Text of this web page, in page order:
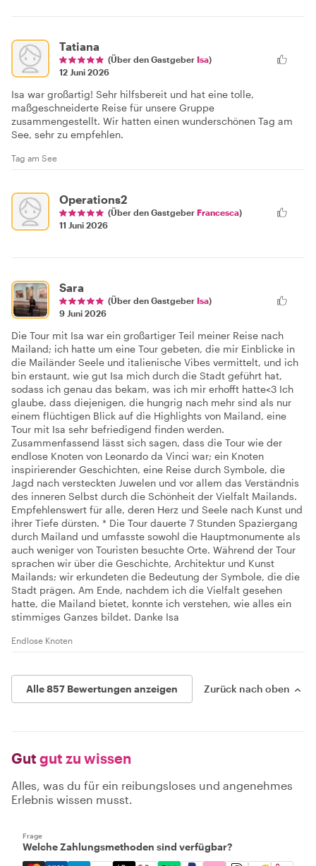
Tatiana
(Über den Gastgeber Isa)
12 Juni 2026
Isa war großartig! Sehr hilfsbereit und hat eine tolle,
maßgeschneiderte Reise für unsere Gruppe
zusammengestellt. Wir hatten einen wunderschönen Tag am
See, sehr zu empfehlen.
Tag am See
Operations2
(Über den Gastgeber Francesca)
11 Juni 2026
Sara
(Über den Gastgeber Isa)
9 Juni 2026
Die Tour mit Isa war ein großartiger Teil meiner Reise nach
Mailand; ich hatte um eine Tour gebeten, die mir Einblicke in
die Mailänder Seele und italienische Vibes vermittelt, und ich
bin erstaunt, wie gut Isa mich durch die Stadt geführt hat,
sodass ich genau das bekam, was ich mir erhofft hatte<3 Ich
glaube, dass diejenigen, die hungrig nach mehr sind als nur
einem flüchtigen Blick auf die Highlights von Mailand, eine
Tour mit Isa sehr befriedigend finden werden.
Zusammenfassend lässt sich sagen, dass die Tour wie der
endlose Knoten von Leonardo da Vinci war; ein Knoten
inspirierender Geschichten, eine Reise durch Symbole, die
Jagd nach versteckten Juwelen und vor allem das Verständnis
des inneren Selbst durch die Schönheit der Vielfalt Mailands.
Empfehlenswert für alle, deren Herz und Seele nach Kunst und
ihrer Tiefe dürsten. * Die Tour dauerte 7 Stunden Spaziergang
durch Mailand und umfasste sowohl die Hauptmonumente als
auch weniger von Touristen besuchte Orte. Während der Tour
sprachen wir über die Geschichte, Architektur und Kunst
Mailands; wir erkundeten die Bedeutung der Symbole, die die
Stadt prägen. Am Ende, nachdem ich die Vielfalt gesehen
hatte, die Mailand bietet, konnte ich verstehen, wie alles ein
stimmiges Ganzes bildet. Danke Isa
Endlose Knoten
Alle 857 Bewertungen anzeigen Zurück nach oben
Gut gut zu wissen
Alles, was du für ein reibungsloses und angenehmes
Erlebnis wissen musst.
Frage
Welche Zahlungsmethoden sind verfügbar?